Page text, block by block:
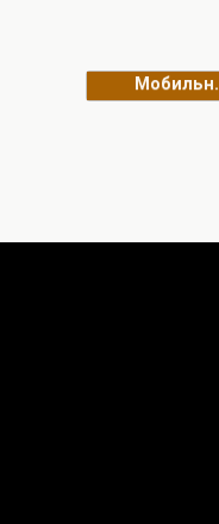
Мобильн.